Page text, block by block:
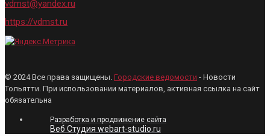
vdmst@yandex.ru
https://vdmst.ru
© 2024 Все права защищены. Городские ведомости - Новости
Тольятти. При использовании материалов, активная ссылка на сайт
обязательна
Разработка и продвижение сайта
Веб Студия webart-studio.ru